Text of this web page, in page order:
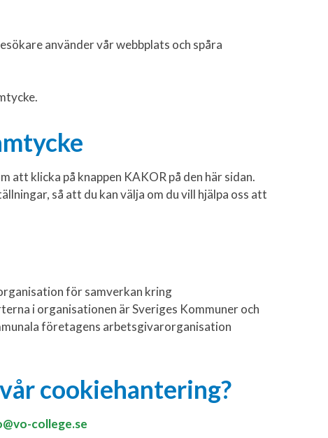
använder vår webbplats och spåra
att klicka på knappen KAKOR på den här sidan.
så att du kan välja om du vill hjälpa oss att
för samverkan kring
i organisationen är Sveriges Kommuner och
företagens arbetsgivarorganisation
cookiehantering?
college.se